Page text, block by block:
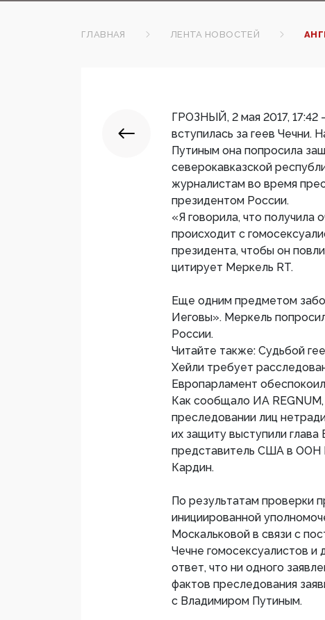
ГЛАВНАЯ ЛЕНТА НОВОСТЕЙ
ГРОЗНЫЙ, 2 мая 2017,
вступилась за геев
Путиным она попросила
северокавказской
журналистам во время
президентом России.
«Я говорила, что получила
происходит с
президента, чтобы он
цитирует Меркель RT.
Еще одним предметом
Иеговы». Меркель
России.
Читайте также: Судьбой
Хейли требует
Европарламент
Как сообщало ИА
преследовании лиц
их защиту выступили
представитель США в ООН
Кардин.
По результатам проверки
инициированной
Москальковой в связи с
Чечне гомосексуалистов и
ответ, что ни одного
фактов преследования
с Владимиром Путиным.